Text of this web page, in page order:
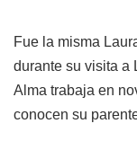
Fue la misma
durante su visita a
Alma trabaja en
conocen su